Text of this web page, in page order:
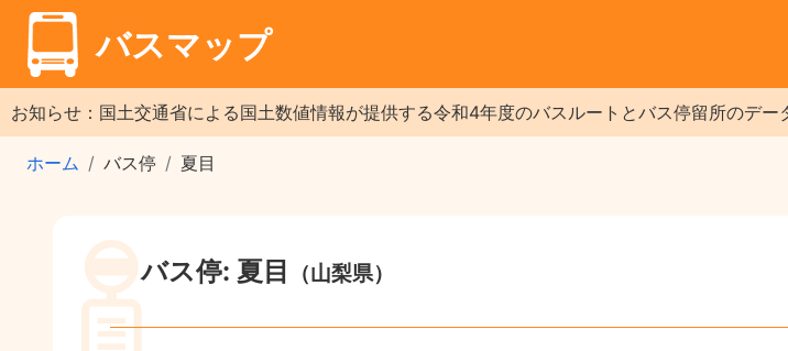
バスマップ
お知らせ：国土交通省による国土数値情報が提供する令和4年度のバスルートとバス停留所のデー
ホーム バス停 夏目
バス停: 夏目 （山梨県）